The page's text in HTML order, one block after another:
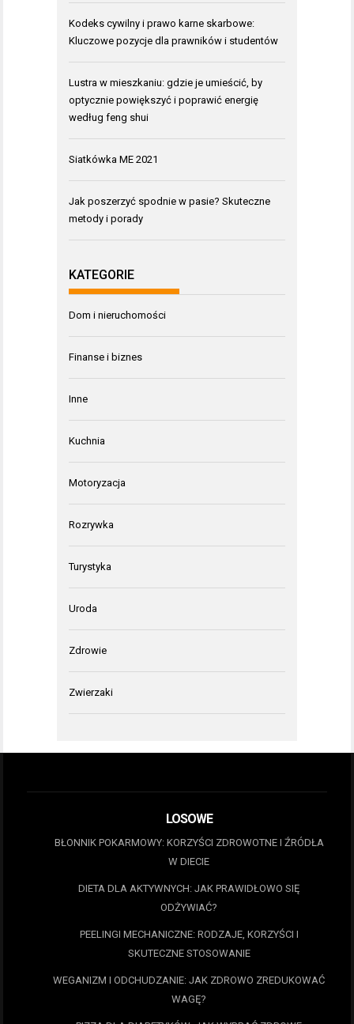
Kodeks cywilny i prawo karne skarbowe:
Kluczowe pozycje dla prawników i studentów
Lustra w mieszkaniu: gdzie je umieścić, by
optycznie powiększyć i poprawić energię
według feng shui
Siatkówka ME 2021
Jak poszerzyć spodnie w pasie? Skuteczne
metody i porady
KATEGORIE
Dom i nieruchomości
Finanse i biznes
Inne
Kuchnia
Motoryzacja
Rozrywka
Turystyka
Uroda
Zdrowie
Zwierzaki
LOSOWE
BŁONNIK POKARMOWY: KORZYŚCI ZDROWOTNE I ŹRÓDŁA
W DIECIE
DIETA DLA AKTYWNYCH: JAK PRAWIDŁOWO SIĘ
ODŻYWIAĆ?
PEELINGI MECHANICZNE: RODZAJE, KORZYŚCI I
SKUTECZNE STOSOWANIE
WEGANIZM I ODCHUDZANIE: JAK ZDROWO ZREDUKOWAĆ
WAGĘ?